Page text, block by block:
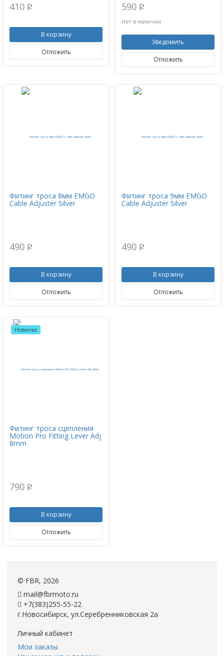
410 p
В корзину
Отложить
590 p
Нет в наличии
Уведомить
Отложить
Фитинг троса 8мм EMGO
Cable Adjuster Silver
490 p
В корзину
Отложить
Фитинг троса 9мм EMGO
Cable Adjuster Silver
490 p
В корзину
Отложить
Новинка
Фитинг троса сцепления
Motion Pro Fitting Lever Adj
8mm
790 p
В корзину
Отложить
© FBR, 2026
mail@fbrmoto.ru
+7(383)255-55-22
г.Новосибирск, ул.Серебренниковская 2а
Личный кабинет
Мои заказы